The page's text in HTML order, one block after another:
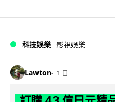
科技娛樂 影視娛樂
Lawton 1 日